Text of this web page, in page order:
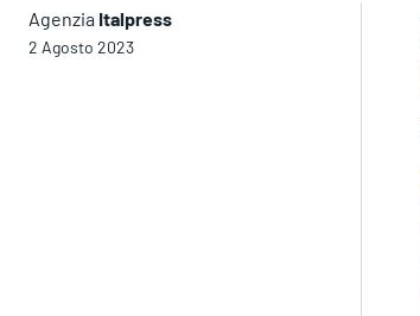
Agenzia Italpress
2 Agosto 2023